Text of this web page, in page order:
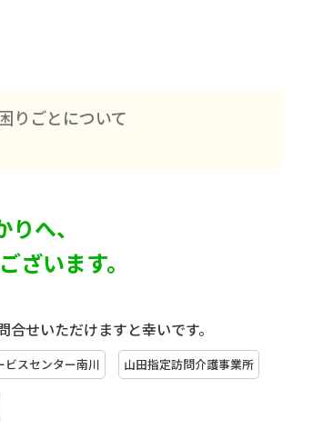
りごとについて
へ、
ざいます。
せいただけますと幸いです。
ビスセンター南川 山田指定訪問介護事業所